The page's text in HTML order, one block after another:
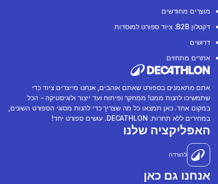
מוצרים מחודשים
דקטלון B2B: ציוד ספורט למוסדות
דרושים
אתרים מתחזים
אתם מתאמנים בספורט שאתם אוהבים, אנחנו מייצרים ציוד כדי
שתמשיכו להנות ממנו! ממחקר ופיתוח ועד ייצור ולוגיסטיקה - הכל
במקום אחד. כאן תמצאו כל מה שצריך כדי להנות מסוגי הספורט השונים,
במחירים ללא תחרות. DECATHLON. עושים ספורט יחד!
האפליקציה שלנו
להורדה
אנחנו גם כאן